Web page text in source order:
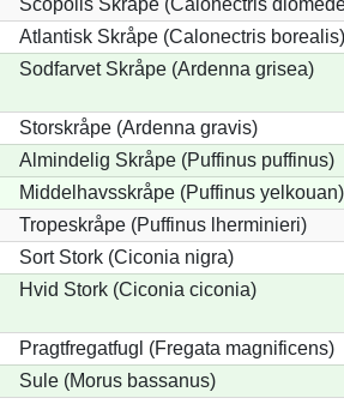
Atlantisk Skråpe (Calonectris borealis)
Sodfarvet Skråpe (Ardenna grisea)
Storskråpe (Ardenna gravis)
Almindelig Skråpe (Puffinus puffinus)
Middelhavsskråpe (Puffinus yelkouan)
Tropeskråpe (Puffinus lherminieri)
Sort Stork (Ciconia nigra)
Hvid Stork (Ciconia ciconia)
Pragtfregatfugl (Fregata magnificens)
Sule (Morus bassanus)